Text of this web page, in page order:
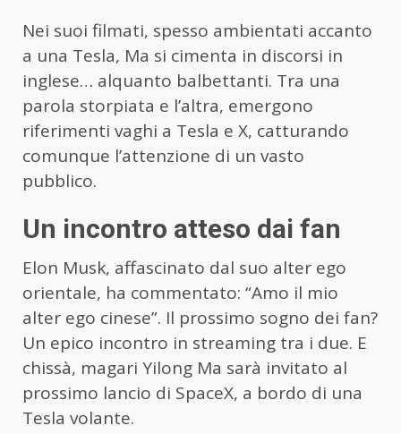
Nei suoi filmati, spesso ambientati accanto
a una Tesla, Ma si cimenta in discorsi in
inglese… alquanto balbettanti. Tra una
parola storpiata e l’altra, emergono
riferimenti vaghi a Tesla e X, catturando
comunque l’attenzione di un vasto
pubblico.
Un incontro atteso dai fan
Elon Musk, affascinato dal suo alter ego
orientale, ha commentato: “Amo il mio
alter ego cinese”. Il prossimo sogno dei fan?
Un epico incontro in streaming tra i due. E
chissà, magari Yilong Ma sarà invitato al
prossimo lancio di SpaceX, a bordo di una
Tesla volante.